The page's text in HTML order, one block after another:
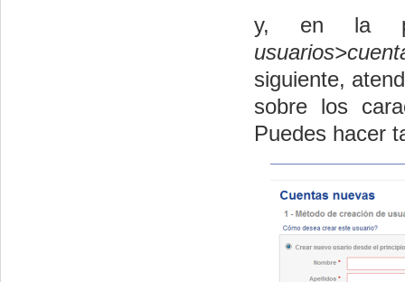
y, en la
siguiente,
sobre los
Puedes hacer